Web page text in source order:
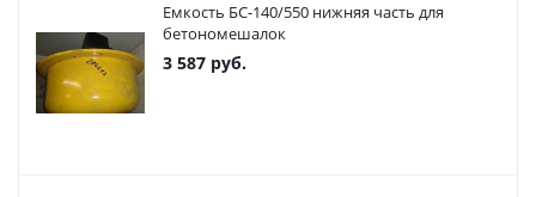
Емкость БС-140/550 нижняя часть для
бетономешалок
3 587 руб.